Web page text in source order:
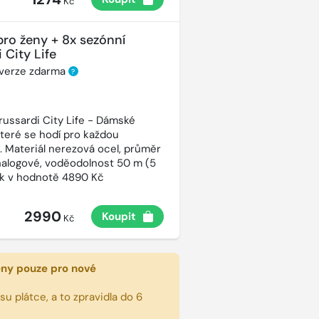
ženy + 8x sezónní
City Life
zdarma ?
City Life - Dámské
se hodí pro každou
Materiál nerezová ocel, průměr
voděodolnost 50 m (5
v hodnotě 4890 Kč
2990Kč Koupit
pouze pro nové
plátce, a to zpravidla do 6